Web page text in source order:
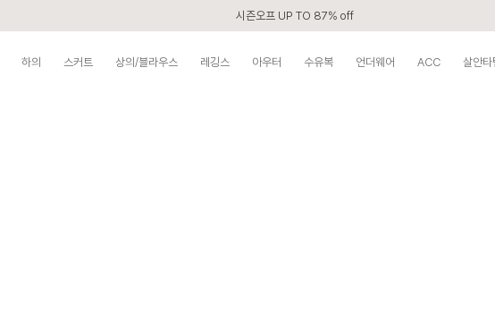
시즌오프 UP TO 87% off
하의 스커트 상의/블라우스 레깅스 아우터 수유복 언더웨어 ACC
살안